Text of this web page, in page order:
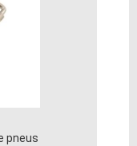
pneus